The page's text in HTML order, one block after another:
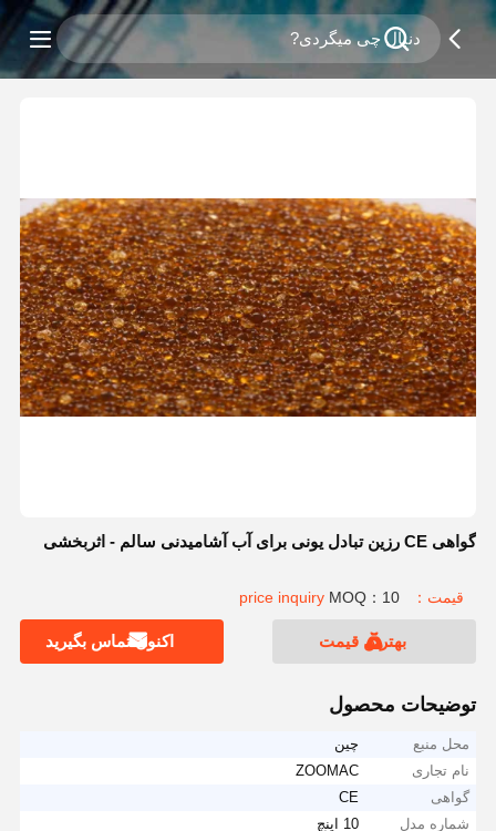
گواهی CE رزین تبادل یونی برای آب آشامیدنی سالم - اثربخشی
قیمت：price inquiry MOQ：10
بهترین قیمت اکنون تماس بگیرید
توضیحات محصول
محل منبع
چین
نام تجاری
ZOOMAC
گواهی
CE
شماره مدل
10 اينچ